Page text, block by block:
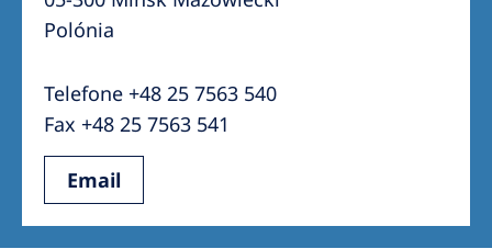
Australia
North America
United States of America
Polónia
Telefone +48 25 7563 540
Fax +48 25 7563 541
Email